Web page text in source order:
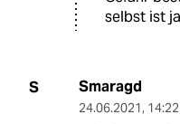
selbst ist
S Smaragd
24.06.2021,